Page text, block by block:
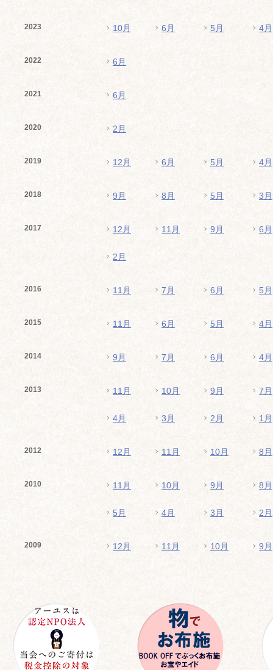
2023 10月 6月 5月 4月
2022 6月
2021 6月
2020 2月
2019 12月 6月 5月 4月
2018 9月 8月 5月 3月
2017 12月 11月 9月 6月
2月
2016 11月 7月 6月 5月
2015 11月 6月 5月 4月
2014 9月 7月 6月 4月
2013 11月 10月 9月 7月
4月 3月 2月 1月
2012 12月 11月 10月 8月
2010 11月 10月 9月 8月
5月 4月 3月 2月
2009 12月 11月 10月 9月